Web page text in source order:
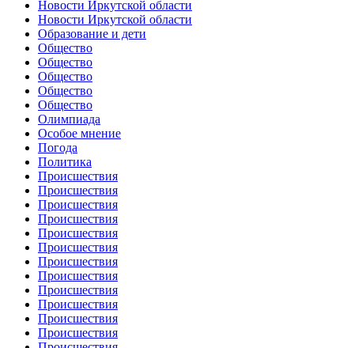
Новости Иркутской области
Новости Иркутской области
Образование и дети
Общество
Общество
Общество
Общество
Общество
Олимпиада
Особое мнение
Погода
Политика
Происшествия
Происшествия
Происшествия
Происшествия
Происшествия
Происшествия
Происшествия
Происшествия
Происшествия
Происшествия
Происшествия
Происшествия